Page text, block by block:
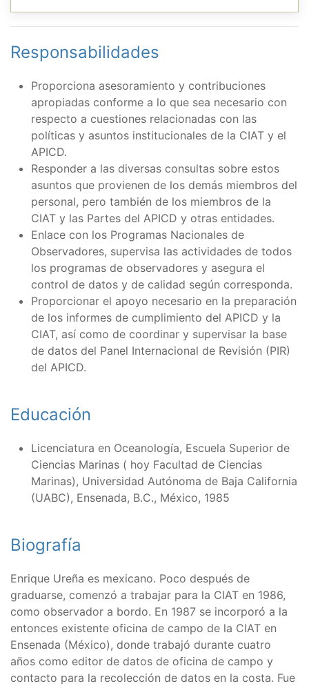
Responsabilidades
Proporciona asesoramiento y contribuciones
apropiadas conforme a lo que sea necesario con
respecto a cuestiones relacionadas con las
políticas y asuntos institucionales de la CIAT y el
APICD.
Responder a las diversas consultas sobre estos
asuntos que provienen de los demás miembros del
personal, pero también de los miembros de la
CIAT y las Partes del APICD y otras entidades.
Enlace con los Programas Nacionales de
Observadores, supervisa las actividades de todos
los programas de observadores y asegura el
control de datos y de calidad según corresponda.
Proporcionar el apoyo necesario en la preparación
de los informes de cumplimiento del APICD y la
CIAT, así como de coordinar y supervisar la base
de datos del Panel Internacional de Revisión (PIR)
del APICD.
Educación
Licenciatura en Oceanología, Escuela Superior de
Ciencias Marinas ( hoy Facultad de Ciencias
Marinas), Universidad Autónoma de Baja California
(UABC), Ensenada, B.C., México, 1985
Biografía
Enrique Ureña es mexicano. Poco después de
graduarse, comenzó a trabajar para la CIAT en 1986,
como observador a bordo. En 1987 se incorporó a la
entonces existente oficina de campo de la CIAT en
Ensenada (México), donde trabajó durante cuatro
años como editor de datos de oficina de campo y
contacto para la recolección de datos en la costa. Fue